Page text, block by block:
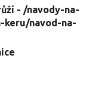
- /navody-na-
keru/navod-na-